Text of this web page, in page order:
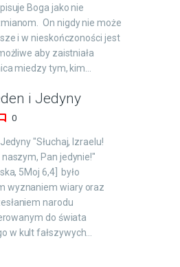
Boga jako nie
On nigdy nie może
i w nieskończoności jest
aby zaistniała
miedzy tym, kim…
i Jedyny
0
"Słuchaj, Izraelu!
Pan jedynie!"
5Moj 6,4] było
wyznaniem wiary oraz
narodu
do świata
w kult fałszywych…